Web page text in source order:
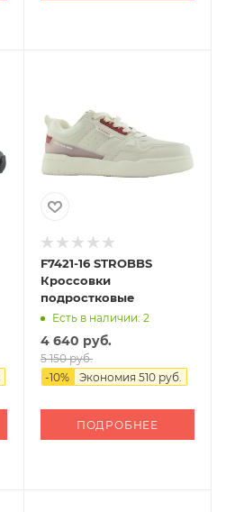
F7421-16 STROBBS
Кроссовки
подростковые
Есть в наличии: 2
4 640 руб.
5 150 руб.
-10% Экономия 510 руб.
ПОДРОБНЕЕ